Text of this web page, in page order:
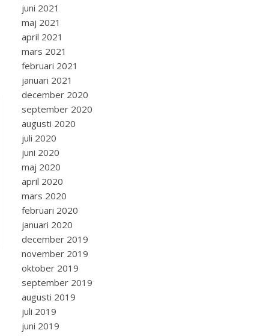
juni 2021
maj 2021
april 2021
mars 2021
februari 2021
januari 2021
december 2020
september 2020
augusti 2020
juli 2020
juni 2020
maj 2020
april 2020
mars 2020
februari 2020
januari 2020
december 2019
november 2019
oktober 2019
september 2019
augusti 2019
juli 2019
juni 2019